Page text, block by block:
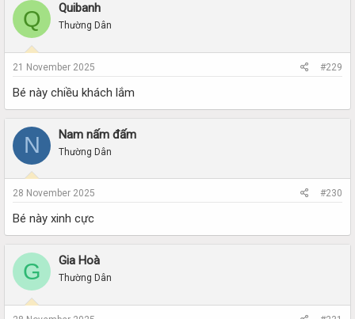
Q Quibanh
Thường Dân
21 November 2025 #229
Bé này chiều khách lắm
N Nam nấm đấm
Thường Dân
28 November 2025 #230
Bé này xinh cực
G Gia Hoà
Thường Dân